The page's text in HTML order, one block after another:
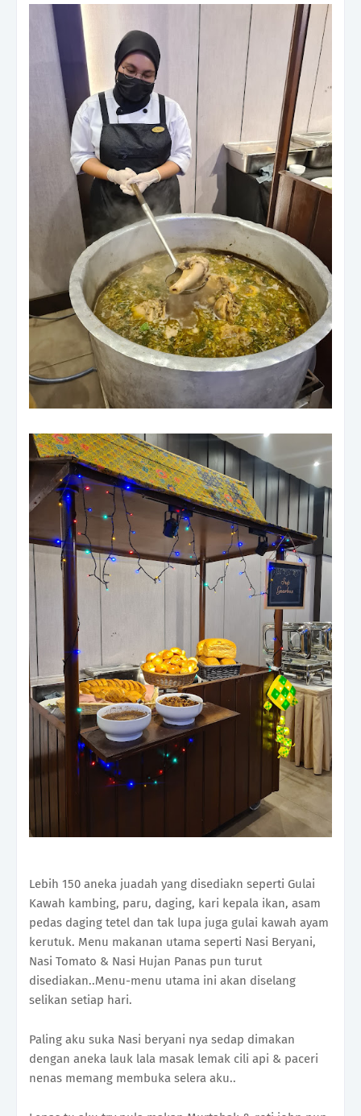
Lebih 150 aneka juadah yang disediakn seperti Gulai
Kawah kambing, paru, daging, kari kepala ikan, asam
pedas daging tetel dan tak lupa juga gulai kawah ayam
kerutuk. Menu makanan utama seperti Nasi Beryani,
Nasi Tomato & Nasi Hujan Panas pun turut
disediakan..Menu-menu utama ini akan diselang
selikan setiap hari.
Paling aku suka Nasi beryani nya sedap dimakan
dengan aneka lauk lala masak lemak cili api & paceri
nenas memang membuka selera aku..